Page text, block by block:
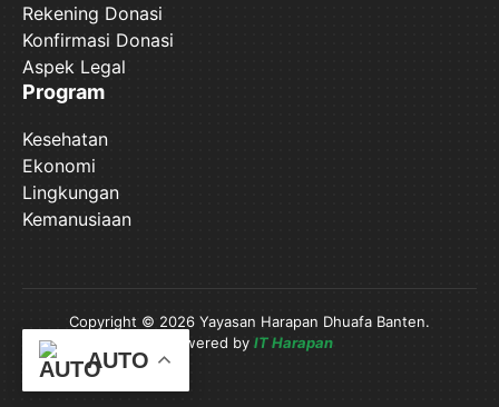
Rekening Donasi
Konfirmasi Donasi
Aspek Legal
Program
Kesehatan
Ekonomi
Lingkungan
Kemanusiaan
Copyright © 2026 Yayasan Harapan Dhuafa Banten.
Powered by IT Harapan
AUTO